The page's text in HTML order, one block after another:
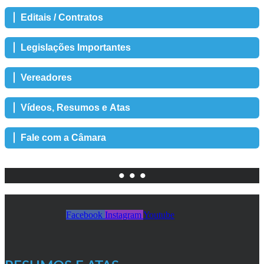
Editais / Contratos
Legislações Importantes
Vereadores
Vídeos, Resumos e Atas
Fale com a Câmara
• • •
Facebook InstagramYoutube